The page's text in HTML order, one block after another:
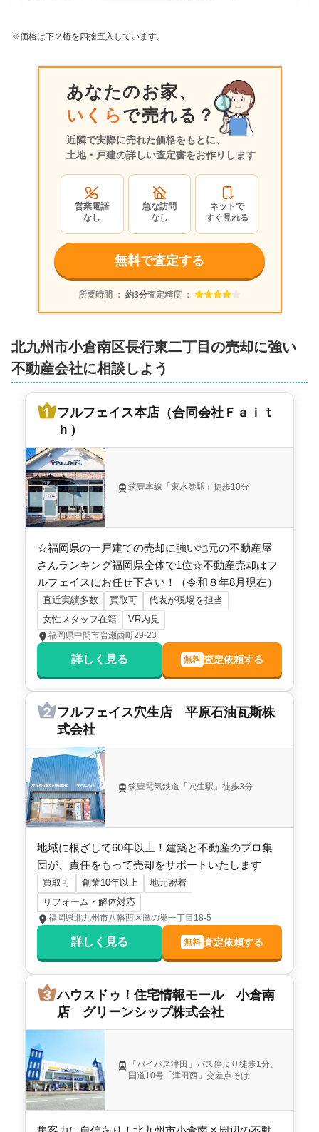
1,800万円 2022年3月
福岡県北九州市小倉南区長行東二丁目
古家あり 土地面積:299㎡
※価格は下２桁を四捨五入しています。
あなたのお家、
いくらで売れる？
近隣で実際に売れた価格をもとに、
土地・戸建の詳しい査定書をお作りします
営業電話
なし
急な訪問
なし
ネットで
すぐ見れる
無料で査定する
所要時間 ： 約3分査定精度 ：
北九州市小倉南区長行東二丁目の売却に強い
不動産会社に相談しよう
フルフェイス本店（合同会社Ｆａｉｔ
ｈ）
筑豊本線「東水巻駅」徒歩10分
☆福岡県の一戸建ての売却に強い地元の不動産屋
さんランキング福岡県全体で1位☆不動産売却はフ
ルフェイスにお任せ下さい！（令和８年8月現在）
直近実績多数 買取可
代表が現場を担当
女性スタッフ在籍
VR内見
福岡県中間市岩瀬西町29-23
詳しく見る 無料 査定依頼する
フルフェイス穴生店 平原石油瓦斯株
式会社
筑豊電気鉄道「穴生駅」徒歩3分
地域に根ざして60年以上！建築と不動産のプロ集
団が、責任をもって売却をサポートいたします
買取可 創業10年以上
地元密着
リフォーム・解体対応
福岡県北九州市八幡西区鷹の巣一丁目18-5
詳しく見る 無料 査定依頼する
ハウスドゥ！住宅情報モール 小倉南
店 グリーンシップ株式会社
「バイパス津田」バス停より徒歩1分、
国道10号「津田西」交差点そば